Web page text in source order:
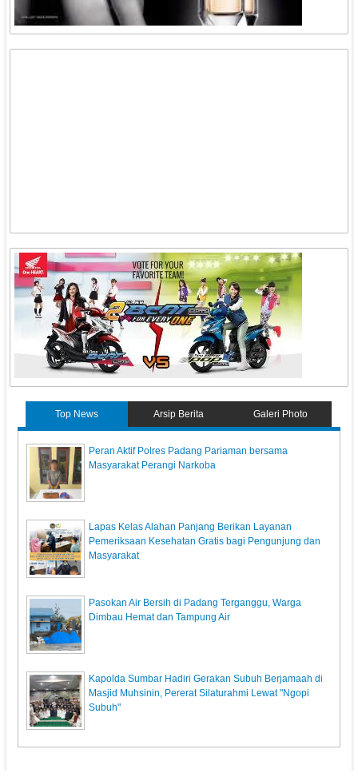
Top News Arsip Berita Galeri Photo
Peran Aktif Polres Padang Pariaman bersama
Masyarakat Perangi Narkoba
Lapas Kelas Alahan Panjang Berikan Layanan
Pemeriksaan Kesehatan Gratis bagi Pengunjung dan
Masyarakat
Pasokan Air Bersih di Padang Terganggu, Warga
Dimbau Hemat dan Tampung Air
Kapolda Sumbar Hadiri Gerakan Subuh Berjamaah di
Masjid Muhsinin, Pererat Silaturahmi Lewat "Ngopi
Subuh"